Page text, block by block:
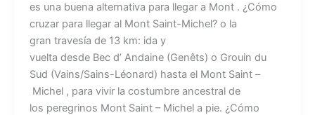
es una buena alternativa para llegar a Mont . ¿Cómo
cruzar para llegar al Mont Saint-Michel? o la
gran travesía de 13 km: ida y
vuelta desde Bec d’ Andaine (Genêts) o Grouin du
Sud (Vains/Sains-Léonard) hasta el Mont Saint –
Michel , para vivir la costumbre ancestral de
los peregrinos Mont Saint – Michel a pie. ¿Cómo